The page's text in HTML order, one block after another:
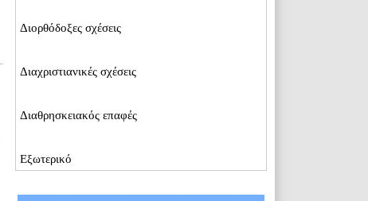
Διορθόδοξες σχέσεις
Διαχριστιανικές σχέσεις
Διαθρησκειακός επαφές
Εξωτερικό